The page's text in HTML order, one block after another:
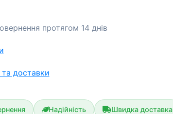
протягом 14 днів
доставки
Надійність Швидка доставка